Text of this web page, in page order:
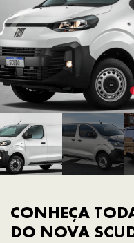
CONHEÇA
DO NOVA